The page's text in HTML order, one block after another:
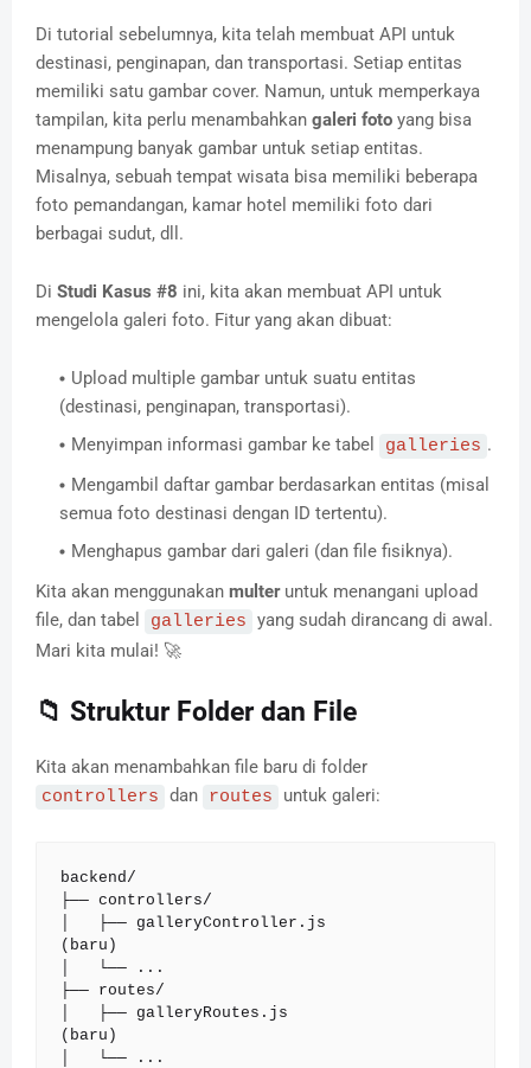
Di tutorial sebelumnya, kita telah membuat API untuk
destinasi, penginapan, dan transportasi. Setiap entitas
memiliki satu gambar cover. Namun, untuk memperkaya
tampilan, kita perlu menambahkan galeri foto yang bisa
menampung banyak gambar untuk setiap entitas.
Misalnya, sebuah tempat wisata bisa memiliki beberapa
foto pemandangan, kamar hotel memiliki foto dari
berbagai sudut, dll.
Di Studi Kasus #8 ini, kita akan membuat API untuk
mengelola galeri foto. Fitur yang akan dibuat:
Upload multiple gambar untuk suatu entitas
(destinasi, penginapan, transportasi).
Menyimpan informasi gambar ke tabel
galleries .
Mengambil daftar gambar berdasarkan entitas (misal
semua foto destinasi dengan ID tertentu).
Menghapus gambar dari galeri (dan file fisiknya).
Kita akan menggunakan multeruntuk menangani upload
file, dan tabel
galleries yang sudah dirancang di awal.
Mari kita mulai! 🚀
📁 Struktur Folder dan File
Kita akan menambahkan file baru di folder
controllers dan routes untuk galeri:
backend/
├── controllers/
│   ├── galleryController.js
(baru)
│   └── ...
├── routes/
│   ├── galleryRoutes.js
(baru)
│   └── ...